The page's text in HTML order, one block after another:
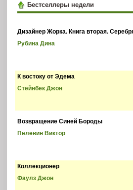
Бестселлеры недели
Дизайнер Жорка. Книга вторая.
Рубина Дина
К востоку от Эдема
Стейнбек Джон
Возвращение Синей Бороды
Пелевин Виктор
Коллекционер
Фаулз Джон